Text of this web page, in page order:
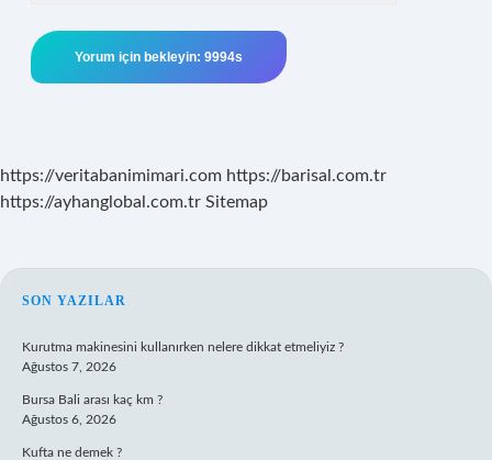
https://veritabanimimari.com https://barisal.com.tr
https://ayhanglobal.com.tr Sitemap
SIDEBAR
SON YAZILAR
Kurutma makinesini kullanırken nelere dikkat etmeliyiz ?
Ağustos 7, 2026
Bursa Bali arası kaç km ?
Ağustos 6, 2026
Kufta ne demek ?